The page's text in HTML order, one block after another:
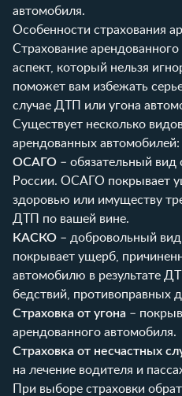
автомобиля.
Особенности страхования
Страхование
аспект, который нельзя
поможет вам избежать
случае ДТП или угона
Существует несколько
арендованных автомобилей:
ОСАГО – обязательный вид
России. ОСАГО покрывает
здоровью или имуществу
ДТП по вашей вине.
КАСКО – добровольный
покрывает ущерб,
автомобилю в результате
бедствий, противоправных
Страховка от угона –
арендованного автомобиля.
Страховка от несчастных
на лечение водителя и
При выборе страховки